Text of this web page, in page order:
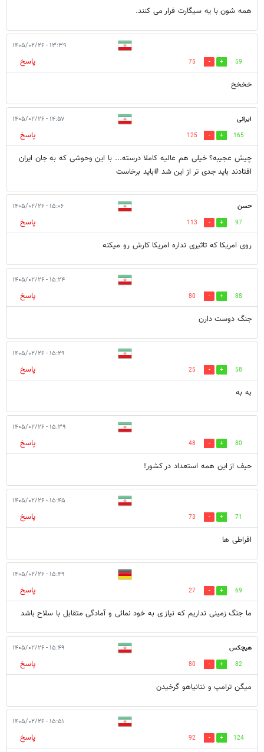
همه شون با یه سیگارت فرار می کنند.
۱۳:۳۹ - ۱۴۰۵/۰۲/۲۶
59
75
پاسخ
خخخخ
ایرانی ۱۴:۵۷ - ۱۴۰۵/۰۲/۲۶
165
125
پاسخ
چیش عجیبه؟ خیلی هم عالیه کاملا درسته... با این وحوشی که به جان ایران
افتادند باید جدی تر از این شد #باید برخاست
حسن ۱۵:۰۶ - ۱۴۰۵/۰۲/۲۶
97
113
پاسخ
روی امریکا که تاثیری نداره امریکا کارش رو میکنه
۱۵:۲۴ - ۱۴۰۵/۰۲/۲۶
88
80
پاسخ
جنگ دوست دارن
۱۵:۲۹ - ۱۴۰۵/۰۲/۲۶
58
25
پاسخ
به به
۱۵:۳۹ - ۱۴۰۵/۰۲/۲۶
80
48
پاسخ
حیف از این همه استعداد در کشور!
۱۵:۴۵ - ۱۴۰۵/۰۲/۲۶
71
73
پاسخ
افراطی ها
۱۵:۴۹ - ۱۴۰۵/۰۲/۲۶
69
27
پاسخ
ما جنگ زمینی نداریم که نیاز ی به خود نمائی و آمادگی متقابل با سلاح باشد
هیچکس ۱۵:۴۹ - ۱۴۰۵/۰۲/۲۶
82
80
پاسخ
میگن ترامپ و نتانیاهو گرخیدن
۱۵:۵۱ - ۱۴۰۵/۰۲/۲۶
124
92
پاسخ